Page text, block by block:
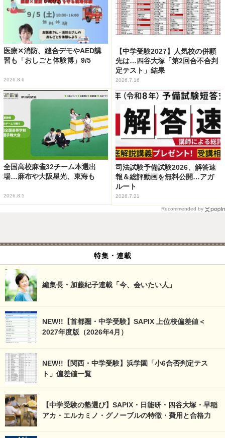
医療✕消防、縫合デモやAED講
習も「おしごと体験博」9/5
2026.8.6
【中学受験2027】人気校の併願
先は…四谷大塚「第2回合不合判
定テスト」結果
2026.7.16
全国高校麻雀32チーム本選出
場…麻布や大阪星光、東海も
2026.8.5
司法試験予備試験2026、解答速
報＆総評動画を無料公開…アガ
ルート
2026.7.21
Recommended by
特集・連載
編集長・加藤紀子連載「今、会いたい人」
NEW!!【首都圏・中学受験】SAPIX 上位校偏差値＜
2027年度版（2026年4月）
NEW!!【関西・中学受験】浜学園「小6合否判定テス
ト」偏差値一覧
【中学受験の塾選び】SAPIX・日能研・四谷大塚・早稲
アカ・エルカミノ・グノーブルの特徴・費用と合格力